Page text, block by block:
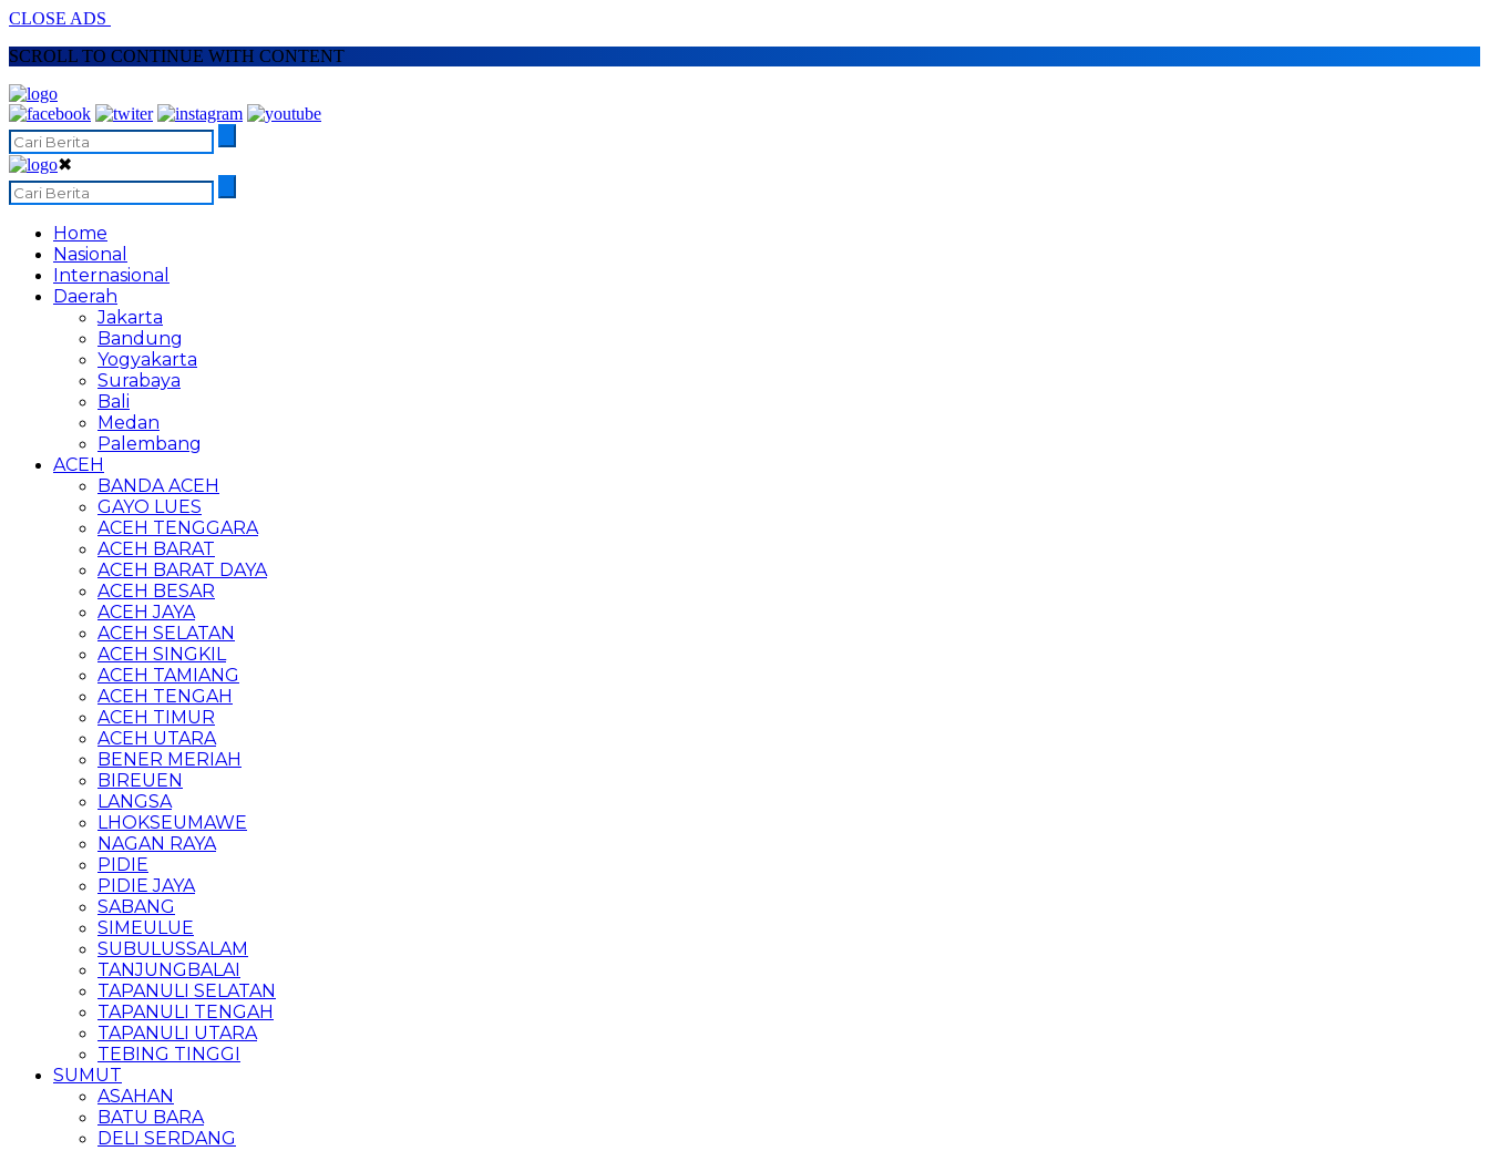
CLOSE ADS
SCROLL TO CONTINUE WITH CONTENT
✖
Home
Nasional
Internasional
Daerah
Jakarta
Bandung
Yogyakarta
Surabaya
Bali
Medan
Palembang
ACEH
BANDA ACEH
GAYO LUES
ACEH TENGGARA
ACEH BARAT
ACEH BARAT DAYA
ACEH BESAR
ACEH JAYA
ACEH SELATAN
ACEH SINGKIL
ACEH TAMIANG
ACEH TENGAH
ACEH TIMUR
ACEH UTARA
BENER MERIAH
BIREUEN
LANGSA
LHOKSEUMAWE
NAGAN RAYA
PIDIE
PIDIE JAYA
SABANG
SIMEULUE
SUBULUSSALAM
TANJUNGBALAI
TAPANULI SELATAN
TAPANULI TENGAH
TAPANULI UTARA
TEBING TINGGI
SUMUT
ASAHAN
BATU BARA
DELI SERDANG